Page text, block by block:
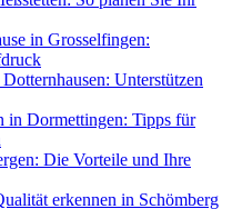
in Grosselfingen:
Unterstützen
in Dormettingen: Tipps für
Die Vorteile und Ihre
erkennen in Schömberg